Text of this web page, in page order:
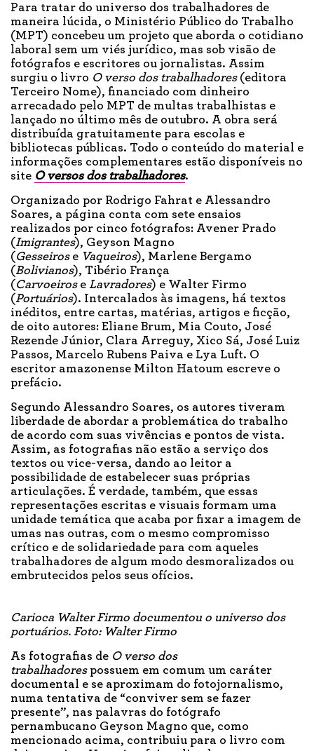
Para tratar do universo dos trabalhadores de
maneira lúcida, o Ministério Público do Trabalho
(MPT) concebeu um projeto que aborda o cotidiano
laboral sem um viés jurídico, mas sob visão de
fotógrafos e escritores ou jornalistas. Assim
surgiu o livro O verso dos trabalhadores(editora
Terceiro Nome), financiado com dinheiro
arrecadado pelo MPT de multas trabalhistas e
lançado no último mês de outubro. A obra será
distribuída gratuitamente para escolas e
bibliotecas públicas. Todo o conteúdo do material e
informações complementares estão disponíveis no
site O versos dos trabalhadores.
Organizado por Rodrigo Fahrat e Alessandro
Soares, a página conta com sete ensaios
realizados por cinco fotógrafos: Avener Prado
(Imigrantes), Geyson Magno
(Gesseirose Vaqueiros), Marlene Bergamo
(Bolivianos), Tibério França
(Carvoeirose Lavradores) e Walter Firmo
(Portuários). Intercalados às imagens, há textos
inéditos, entre cartas, matérias, artigos e ficção,
de oito autores: Eliane Brum, Mia Couto, José
Rezende Júnior, Clara Arreguy, Xico Sá, José Luiz
Passos, Marcelo Rubens Paiva e Lya Luft. O
escritor amazonense Milton Hatoum escreve o
prefácio.
Segundo Alessandro Soares, os autores tiveram
liberdade de abordar a problemática do trabalho
de acordo com suas vivências e pontos de vista.
Assim, as fotografias não estão a serviço dos
textos ou vice-versa, dando ao leitor a
possibilidade de estabelecer suas próprias
articulações. É verdade, também, que essas
representações escritas e visuais formam uma
unidade temática que acaba por fixar a imagem de
umas nas outras, com o mesmo compromisso
crítico e de solidariedade para com aqueles
trabalhadores de algum modo desmoralizados ou
embrutecidos pelos seus ofícios.
Carioca Walter Firmo documentou o universo dos
portuários. Foto: Walter Firmo
As fotografias de O verso dos
trabalhadores possuem em comum um caráter
documental e se aproximam do fotojornalismo,
numa tentativa de “conviver sem se fazer
presente”, nas palavras do fotógrafo
pernambucano Geyson Magno que, como
mencionado acima, contribuiu para o livro com